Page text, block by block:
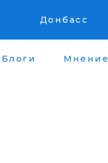
Донбасс
Блоги Мнение